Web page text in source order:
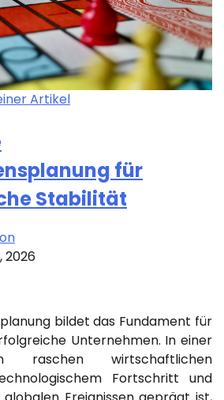
Artikel
für
Stabilität
2026
bildet das Fundament für
Unternehmen. In einer
wirtschaftlichen
Fortschritt und